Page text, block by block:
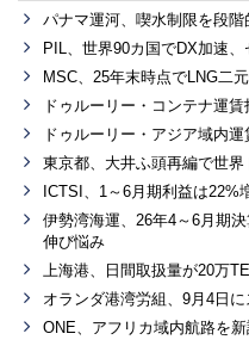
パナマ運河、喫水制限を段階
PIL、世界90カ国でDX加速
MSC、25年末時点でLNG二
ドゥルーリー・コンテナ運
ドゥルーリー・アジア域内
東京都、大井ふ頭再編で世
ICTSI、1～6月期利益は22%
伊勢湾海運、26年4～6月期
伸び悩み
上海港、日間取扱量が20万
オランダ港湾労組、9月4日
ONE、アフリカ域内航路を